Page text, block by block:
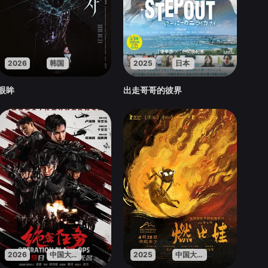
2026 韩国
眸
2025 日本
出走哥哥的彼界
2026 中国大陆 2025 中国大陆